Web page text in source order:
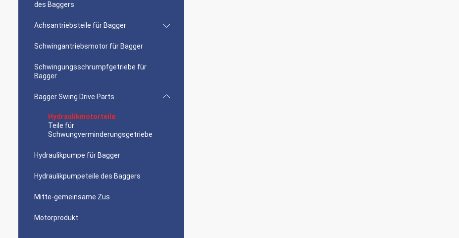
des Baggers
Achsantriebsteile für Bagger
Schwingantriebsmotor für Bagger
Schwingungsschrumpfgetriebe für
Bagger
Bagger Swing Drive Parts
Hydraulikmotorteile
Teile für
Schwungverminderungsgetriebe
Hydraulikpumpe für Bagger
Hydraulikpumpeteile des Baggers
Mitte-gemeinsame Zus
Motorprodukt